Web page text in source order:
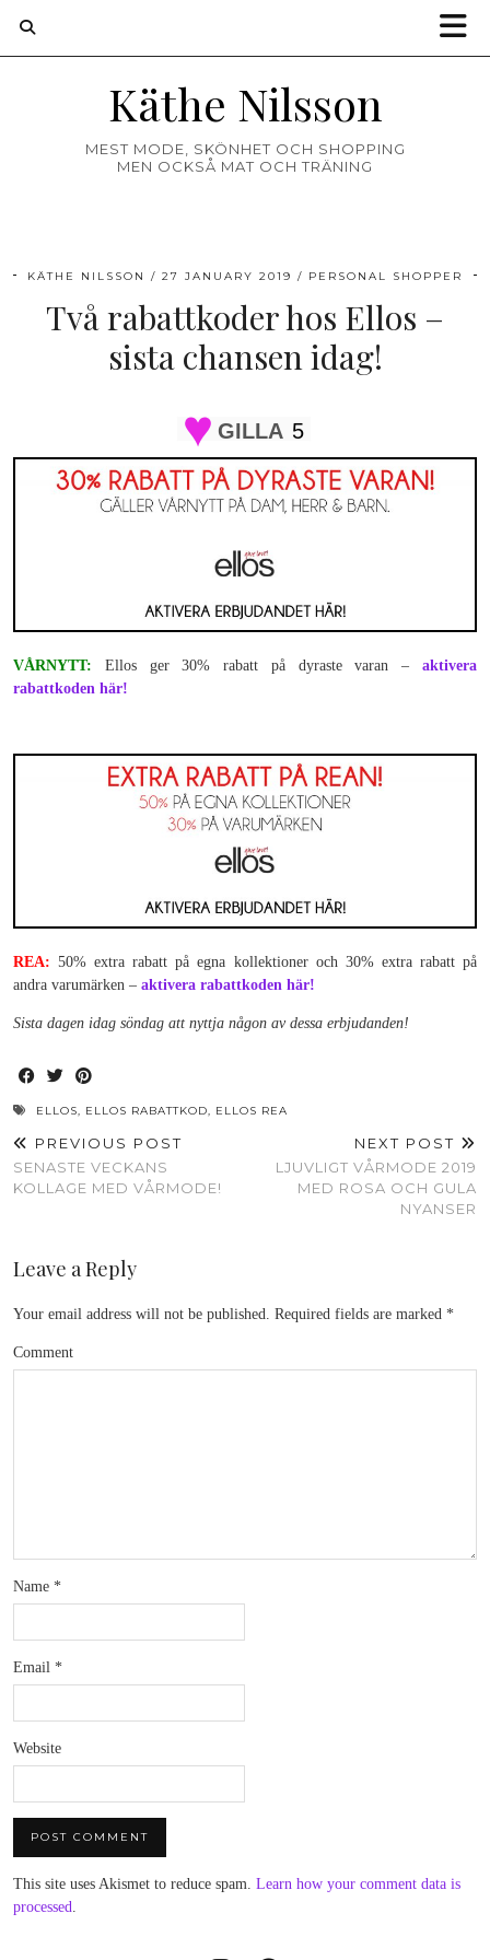
Käthe Nilsson
MEST MODE, SKÖNHET OCH SHOPPING
MEN OCKSÅ MAT OCH TRÄNING
KÄTHE NILSSON 27 JANUARY 2019 PERSONAL SHOPPER
Två rabattkoder hos Ellos –
sista chansen idag!
GILLA 5
VÅRNYTT: Ellos ger 30% rabatt på dyraste varan – aktivera
rabattkoden här!
REA: 50% extra rabatt på egna kollektioner och 30% extra rabatt på
andra varumärken – aktivera rabattkoden här!
Sista dagen idag söndag att nyttja någon av dessa erbjudanden!
ELLOS, ELLOS RABATTKOD, ELLOS REA
PREVIOUS POST
SENASTE VECKANS
KOLLAGE MED VÅRMODE!
NEXT POST
LJUVLIGT VÅRMODE 2019
MED ROSA OCH GULA
NYANSER
Leave a Reply
Your email address will not be published. Required fields are marked *
Comment
Name *
Email *
Website
This site uses Akismet to reduce spam. Learn how your comment data is
processed.